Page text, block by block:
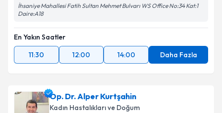
İhsaniye Mahallesi Fatih Sultan Mehmet Bulvarı WS Office No:34 Kat:1
Daire:A18
En Yakın Saatler
11:30
12:00 14:00 Daha Fazla
Op. Dr. Alper Kurtşahin
Kadın Hastalıkları ve Doğum